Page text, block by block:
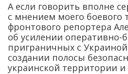
А если говорить вполне
с мнением моего боевого
фронтового репортера
об усилении оперативно-
приграничных с Украиной
создании полосы
украинской территории